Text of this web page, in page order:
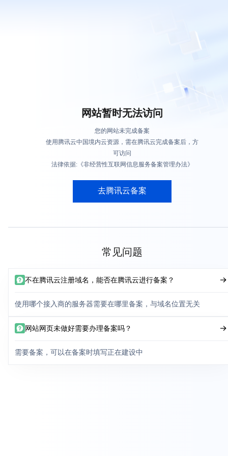
网站暂时无法访问
您的网站未完成备案
使用腾讯云中国境内云资源，需在腾讯云完成备案后，方
可访问
法律依据:《非经营性互联网信息服务备案管理办法》
去腾讯云备案
常见问题
不在腾讯云注册域名，能否在腾讯云进行备案？
使用哪个接入商的服务器需要在哪里备案，与域名位置无关
网站网页未做好需要办理备案吗？
需要备案，可以在备案时填写正在建设中